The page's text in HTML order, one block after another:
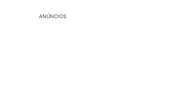
ANÚNCIOS